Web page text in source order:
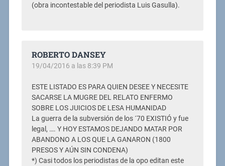
(obra incontestable del periodista Luis Gasulla).
ROBERTO DANSEY
19/04/2016 a las 8:39 PM
ESTE LISTADO ES PARA QUIEN DESEE Y NECESITE
SACARSE LA MUGRE DEL RELATO ENFERMO
SOBRE LOS JUICIOS DE LESA HUMANIDAD
La guerra de la subversión de los ´70 EXISTIÓ y fue
legal, …. Y HOY ESTAMOS DEJANDO MATAR POR
ABANDONO A LOS QUE LA GANARON (1800
PRESOS Y AÚN SIN CONDENA)
*) Casi todos los periodistas de la opo editan este